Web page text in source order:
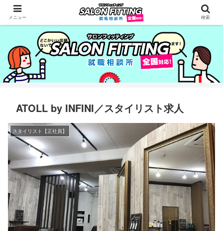
ATOLL by INFINI／スタイリスト求人
スタイリスト【正社員】
メニュー 検索